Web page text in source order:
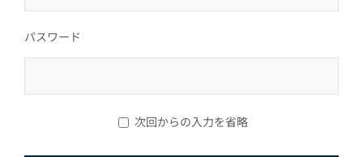
パスワード
次回からの入力を省略